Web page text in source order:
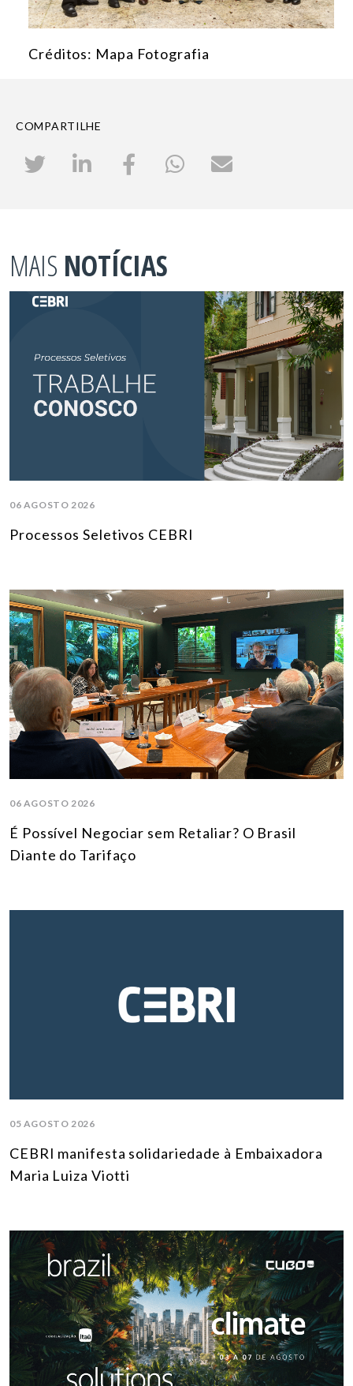
Créditos: Mapa Fotografia
COMPARTILHE
MAIS NOTÍCIAS
06 AGOSTO 2026
Processos Seletivos CEBRI
06 AGOSTO 2026
É Possível Negociar sem Retaliar? O Brasil
Diante do Tarifaço
05 AGOSTO 2026
CEBRI manifesta solidariedade à Embaixadora
Maria Luiza Viotti